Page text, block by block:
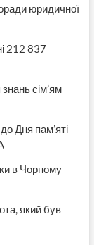
юридичної
212 837
сім’ям
Дня пам’яті
в Чорному
який був